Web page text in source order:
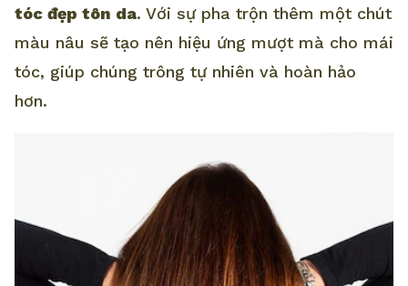
tóc đẹp tôn da. Với sự pha trộn thêm một chút
màu nâu sẽ tạo nên hiệu ứng mượt mà cho mái
tóc, giúp chúng trông tự nhiên và hoàn hảo
hơn.